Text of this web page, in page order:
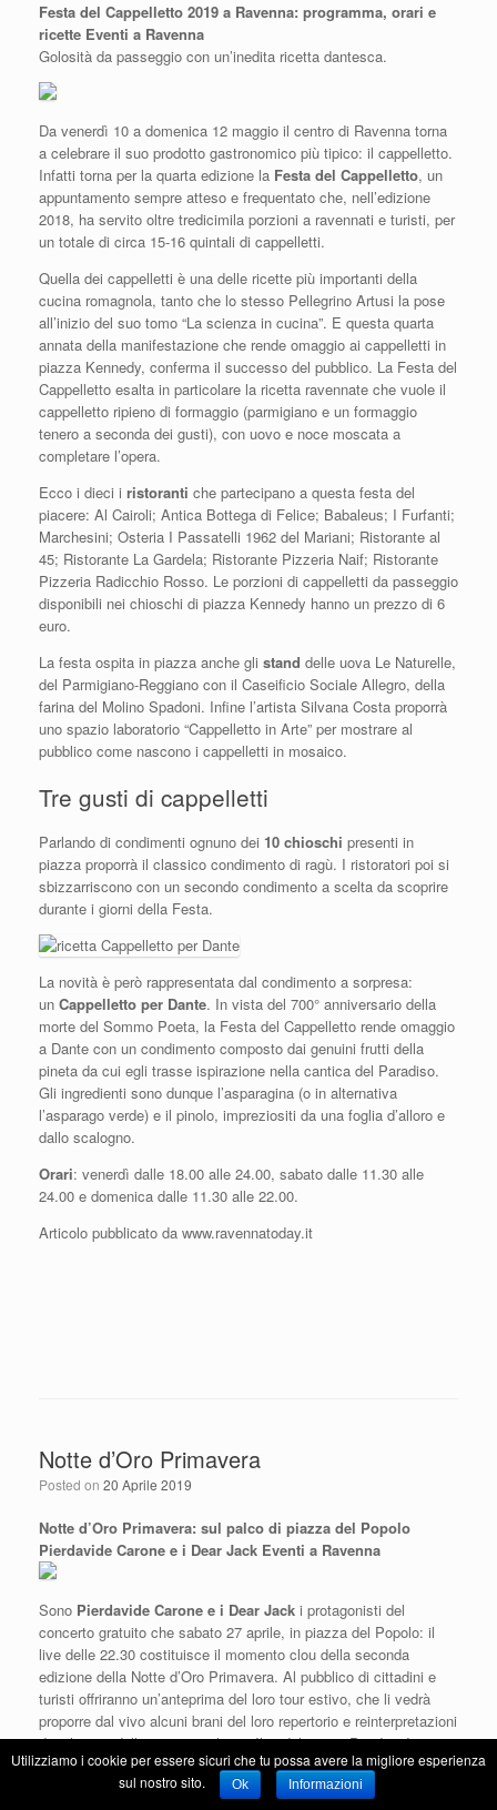
Festa del Cappelletto 2019 a Ravenna: programma, orari e
ricette Eventi a Ravenna
Golosità da passeggio con un’inedita ricetta dantesca.
Da venerdì 10 a domenica 12 maggio il centro di Ravenna torna
a celebrare il suo prodotto gastronomico più tipico: il cappelletto.
Infatti torna per la quarta edizione la Festa del Cappelletto, un
appuntamento sempre atteso e frequentato che, nell’edizione
2018, ha servito oltre tredicimila porzioni a ravennati e turisti, per
un totale di circa 15-16 quintali di cappelletti.
Quella dei cappelletti è una delle ricette più importanti della
cucina romagnola, tanto che lo stesso Pellegrino Artusi la pose
all’inizio del suo tomo “La scienza in cucina”. E questa quarta
annata della manifestazione che rende omaggio ai cappelletti in
piazza Kennedy, conferma il successo del pubblico. La Festa del
Cappelletto esalta in particolare la ricetta ravennate che vuole il
cappelletto ripieno di formaggio (parmigiano e un formaggio
tenero a seconda dei gusti), con uovo e noce moscata a
completare l’opera.
Ecco i dieci i ristoranti che partecipano a questa festa del
piacere: Al Cairoli; Antica Bottega di Felice; Babaleus; I Furfanti;
Marchesini; Osteria I Passatelli 1962 del Mariani; Ristorante al
45; Ristorante La Gardela; Ristorante Pizzeria Naif; Ristorante
Pizzeria Radicchio Rosso. Le porzioni di cappelletti da passeggio
disponibili nei chioschi di piazza Kennedy hanno un prezzo di 6
euro.
La festa ospita in piazza anche gli stand delle uova Le Naturelle,
del Parmigiano-Reggiano con il Caseificio Sociale Allegro, della
farina del Molino Spadoni. Infine l’artista Silvana Costa proporrà
uno spazio laboratorio “Cappelletto in Arte” per mostrare al
pubblico come nascono i cappelletti in mosaico.
Tre gusti di cappelletti
Parlando di condimenti ognuno dei 10 chioschi presenti in
piazza proporrà il classico condimento di ragù. I ristoratori poi si
sbizzarriscono con un secondo condimento a scelta da scoprire
durante i giorni della Festa.
La novità è però rappresentata dal condimento a sorpresa:
un Cappelletto per Dante. In vista del 700° anniversario della
morte del Sommo Poeta, la Festa del Cappelletto rende omaggio
a Dante con un condimento composto dai genuini frutti della
pineta da cui egli trasse ispirazione nella cantica del Paradiso.
Gli ingredienti sono dunque l’asparagina (o in alternativa
l’asparago verde) e il pinolo, impreziositi da una foglia d’alloro e
dallo scalogno.
Orari: venerdì dalle 18.00 alle 24.00, sabato dalle 11.30 alle
24.00 e domenica dalle 11.30 alle 22.00.
Articolo pubblicato da www.ravennatoday.it
Notte d’Oro Primavera
Posted on 20 Aprile 2019
Notte d’Oro Primavera: sul palco di piazza del Popolo
Pierdavide Carone e i Dear Jack Eventi a Ravenna
Sono Pierdavide Carone e i Dear Jack i protagonisti del
concerto gratuito che sabato 27 aprile, in piazza del Popolo: il
live delle 22.30 costituisce il momento clou della seconda
edizione della Notte d’Oro Primavera. Al pubblico di cittadini e
turisti offriranno un’anteprima del loro tour estivo, che li vedrà
proporre dal vivo alcuni brani del loro repertorio e reinterpretazioni
dei classici della musica italiana. Il sodalizio tra Pierdavide
Carone e i Dear Jack è nato con la canzone “Caramelle”, che
molto apprezzamento ha registrato tra il pubblico e numerosi
Utilizziamo i cookie per essere sicuri che tu possa avere la migliore esperienza
sul nostro sito.
Ok Informazioni